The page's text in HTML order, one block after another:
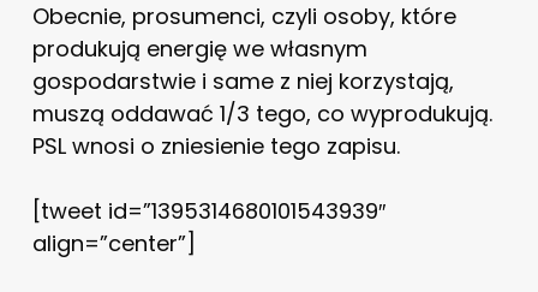
Obecnie, prosumenci, czyli osoby, które
produkują energię we własnym
gospodarstwie i same z niej korzystają,
muszą oddawać 1/3 tego, co wyprodukują.
PSL wnosi o zniesienie tego zapisu.
[tweet id=”1395314680101543939″
align=”center”]